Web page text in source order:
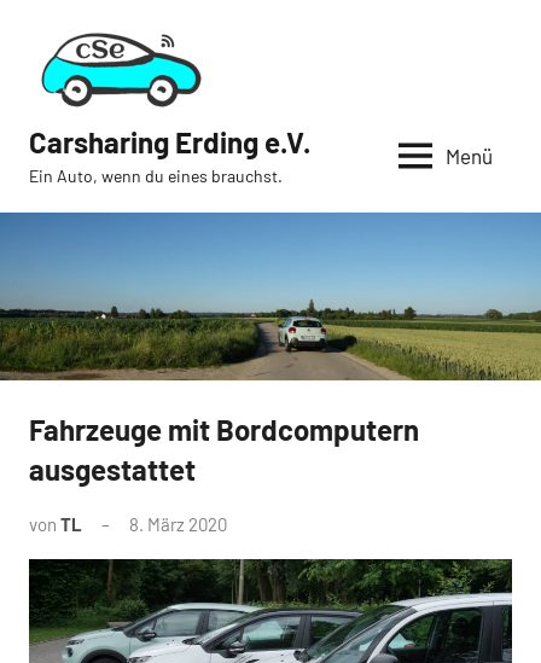
springen
Carsharing Erding e.V.
Ein Auto, wenn du eines brauchst.
Menü
News
Fahrzeuge mit Bordcomputern
ausgestattet
von TL 8. März 2020